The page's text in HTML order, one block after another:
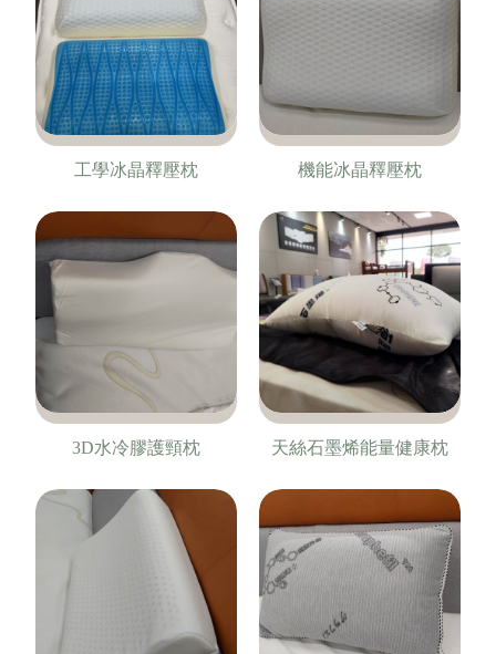
工學冰晶釋壓枕 機能冰晶釋壓枕
3D水冷膠護頸枕 天絲石墨烯能量健康枕